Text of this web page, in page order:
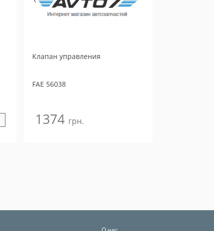
Клапан управления
FAE 56038
1374 грн.